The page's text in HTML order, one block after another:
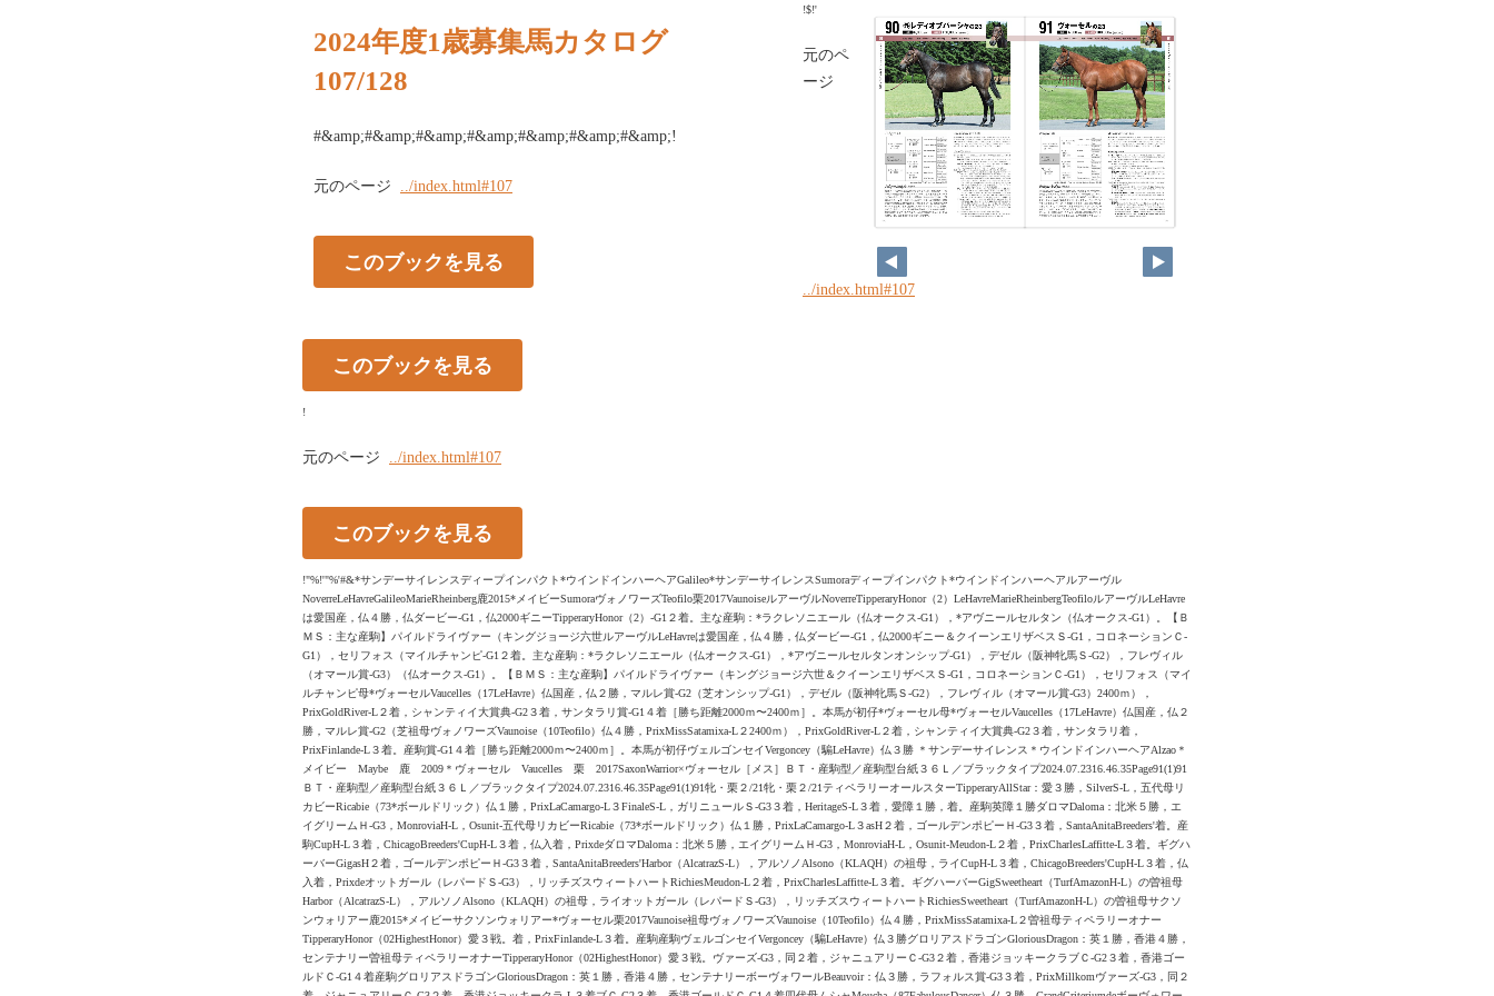
2024年度1歳募集馬カタログ
107/128
#&amp;#&amp;#&amp;#&amp;#&amp;#&amp;#&amp;!
元のページ ../index.html#107
このブックを見る
!$!'
元のペ
ージ
../index.html#107
このブックを見る
!
元のページ ../index.html#107
このブックを見る
!"%!'"%'#&*サンデーサイレンスディープインパクト*ウインドインハーヘアGalileo*サンデーサイレンスSumoraディープインパクト*ウインドインハーヘアルアーヴル
NoverreLeHavreGalileoMarieRheinberg鹿2015*メイビーSumoraヴォノワーズTeofilo栗2017VaunoiseルアーヴルNoverreTipperaryHonor（2）LeHavreMarieRheinbergTeofiloルアーヴルLeHavre
は愛国産，仏４勝，仏ダービー-G1，仏2000ギニーTipperaryHonor（2）-G1２着。主な産駒：*ラクレソニエール（仏オークス-G1），*アヴニールセルタン（仏オークス-G1）。【Ｂ
ＭＳ：主な産駒】パイルドライヴァー（キングジョージ六世ルアーヴルLeHavreは愛国産，仏４勝，仏ダービー-G1，仏2000ギニー＆クイーンエリザベスＳ-G1，コロネーションＣ-
G1），セリフォス（マイルチャンピ-G1２着。主な産駒：*ラクレソニエール（仏オークス-G1），*アヴニールセルタンオンシップ-G1），デゼル（阪神牝馬Ｓ-G2），フレヴィル
（オマール賞-G3）（仏オークス-G1）。【ＢＭＳ：主な産駒】パイルドライヴァー（キングジョージ六世＆クイーンエリザベスＳ-G1，コロネーションＣ-G1），セリフォス（マイ
ルチャンピ母*ヴォーセルVaucelles（17LeHavre）仏国産，仏２勝，マルレ賞-G2（芝オンシップ-G1），デゼル（阪神牝馬Ｓ-G2），フレヴィル（オマール賞-G3）2400ｍ），
PrixGoldRiver-L２着，シャンティイ大賞典-G2３着，サンタラリ賞-G1４着［勝ち距離2000ｍ〜2400ｍ］。本馬が初仔*ヴォーセル母*ヴォーセルVaucelles（17LeHavre）仏国産，仏２
勝，マルレ賞-G2（芝祖母ヴォノワーズVaunoise（10Teofilo）仏４勝，PrixMissSatamixa-L２2400ｍ），PrixGoldRiver-L２着，シャンティイ大賞典-G2３着，サンタラリ着，
PrixFinlande-L３着。産駒賞-G1４着［勝ち距離2000ｍ〜2400ｍ］。本馬が初仔ヴェルゴンセイVergoncey（騸LeHavre）仏３勝 ＊サンデーサイレンス＊ウインドインハーヘアAlzao＊
メイビー Maybe 鹿 2009＊ヴォーセル Vaucelles 栗 2017SaxonWarrior×ヴォーセル［メス］ＢＴ・産駒型／産駒型台紙３６Ｌ／ブラックタイプ2024.07.2316.46.35Page91(1)91
ＢＴ・産駒型／産駒型台紙３６Ｌ／ブラックタイプ2024.07.2316.46.35Page91(1)91牝・栗２/21牝・栗２/21ティペラリーオールスターTipperaryAllStar：愛３勝，SilverS-L，五代母リ
カビーRicabie（73*ボールドリック）仏１勝，PrixLaCamargo-L３FinaleS-L，ガリニュールＳ-G3３着，HeritageS-L３着，愛障１勝，着。産駒英障１勝ダロマDaloma：北米５勝，エ
イグリームＨ-G3，MonroviaH-L，Osunit-五代母リカビーRicabie（73*ボールドリック）仏１勝，PrixLaCamargo-L３asH２着，ゴールデンポピーＨ-G3３着，SantaAnitaBreeders'着。産
駒CupH-L３着，ChicagoBreeders'CupH-L３着，仏入着，PrixdeダロマDaloma：北米５勝，エイグリームＨ-G3，MonroviaH-L，Osunit-Meudon-L２着，PrixCharlesLaffitte-L３着。ギグハ
ーバーGigasH２着，ゴールデンポピーＨ-G3３着，SantaAnitaBreeders'Harbor（AlcatrazS-L），アルソノAlsono（KLAQH）の祖母，ライCupH-L３着，ChicagoBreeders'CupH-L３着，仏
入着，Prixdeオットガール（レパードＳ-G3），リッチズスウィートハートRichiesMeudon-L２着，PrixCharlesLaffitte-L３着。ギグハーバーGigSweetheart（TurfAmazonH-L）の曽祖母
Harbor（AlcatrazS-L），アルソノAlsono（KLAQH）の祖母，ライオットガール（レパードＳ-G3），リッチズスウィートハートRichiesSweetheart（TurfAmazonH-L）の曽祖母サクソ
ンウォリアー鹿2015*メイビーサクソンウォリアー*ヴォーセル栗2017Vaunoise祖母ヴォノワーズVaunoise（10Teofilo）仏４勝，PrixMissSatamixa-L２曽祖母ティペラリーオナー
TipperaryHonor（02HighestHonor）愛３戦。着，PrixFinlande-L３着。産駒産駒ヴェルゴンセイVergoncey（騸LeHavre）仏３勝グロリアスドラゴンGloriousDragon：英１勝，香港４勝，
センテナリー曽祖母ティペラリーオナーTipperaryHonor（02HighestHonor）愛３戦。ヴァーズ-G3，同２着，ジャニュアリーＣ-G3２着，香港ジョッキークラブＣ-G2３着，香港ゴー
ルドＣ-G1４着産駒グロリアスドラゴンGloriousDragon：英１勝，香港４勝，センテナリーボーヴォワールBeauvoir：仏３勝，ラフォルス賞-G3３着，PrixMillkomヴァーズ-G3，同２